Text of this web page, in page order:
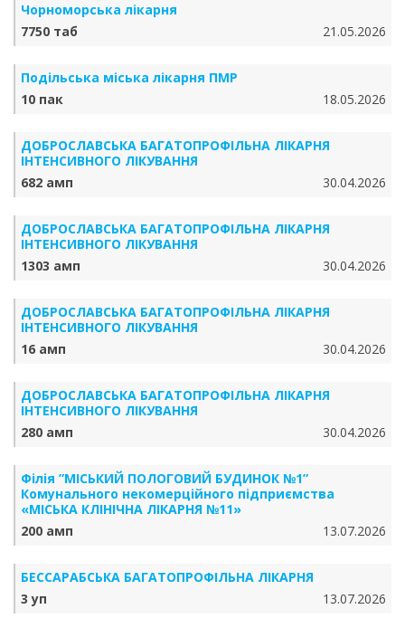
Чорноморська лікарня
7750 таб
21.05.2026
Подільська міська лікарня ПМР
10 пак
18.05.2026
ДОБРОСЛАВСЬКА БАГАТОПРОФІЛЬНА ЛІКАРНЯ
ІНТЕНСИВНОГО ЛІКУВАННЯ
682 амп
30.04.2026
ДОБРОСЛАВСЬКА БАГАТОПРОФІЛЬНА ЛІКАРНЯ
ІНТЕНСИВНОГО ЛІКУВАННЯ
1303 амп
30.04.2026
ДОБРОСЛАВСЬКА БАГАТОПРОФІЛЬНА ЛІКАРНЯ
ІНТЕНСИВНОГО ЛІКУВАННЯ
16 амп
30.04.2026
ДОБРОСЛАВСЬКА БАГАТОПРОФІЛЬНА ЛІКАРНЯ
ІНТЕНСИВНОГО ЛІКУВАННЯ
280 амп
30.04.2026
Філія ”МІСЬКИЙ ПОЛОГОВИЙ БУДИНОК №1”
Комунального некомерційного підприємства
«МІСЬКА КЛІНІЧНА ЛІКАРНЯ №11»
200 амп
13.07.2026
БЕССАРАБСЬКА БАГАТОПРОФІЛЬНА ЛІКАРНЯ
3 уп
13.07.2026